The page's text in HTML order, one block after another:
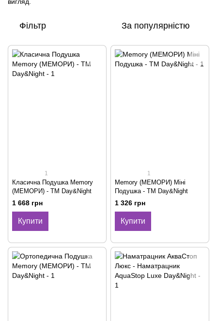
вигляд.
Фільтр За популярністю
1
Класична Подушка Memory
(МЕМОРИ) - ТМ Day&Night
1 668 грн
Купити
1
Memory (МЕМОРИ) Міні
Подушка - ТМ Day&Night
1 326 грн
Купити